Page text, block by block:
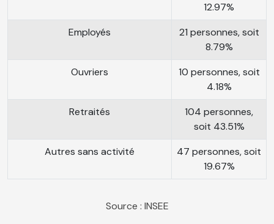
12.97%
Employés
21 personnes, soit
8.79%
Ouvriers
10 personnes, soit
4.18%
Retraités
104 personnes,
soit 43.51%
Autres sans activité
47 personnes, soit
19.67%
Source : INSEE